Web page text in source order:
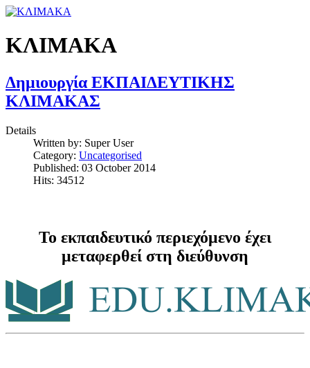
ΚΛΙΜΑΚΑ
Δημιουργία ΕΚΠΑΙΔΕΥΤΙΚΗΣ
ΚΛΙΜΑΚΑΣ
Details
Written by: Super User
Category: Uncategorised
Published: 03 October 2014
Hits: 34512
Το εκπαιδευτικό περιεχόμενο έχει
μεταφερθεί στη διεύθυνση